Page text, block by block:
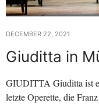
DECEMBER 22, 2021
Giuditta in
GIUDITTA Giuditta ist
letzte Operette, die